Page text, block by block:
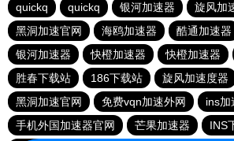
quickq
quickq 银河加速器
旋风加
黑洞加速官网
海鸥加速器 酷通加速器
银河加速器
快橙加速器 快橙加速器
胜春下载站
186下载站 旋风加速度器
黑洞加速官网
免费vqn加速外网
ins加
手机外国加速器官网
芒果加速器 INS